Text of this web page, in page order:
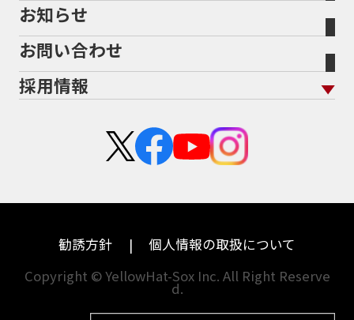
地域から探す
メーカー別買取相場・
ヤマハ
ホンダ
スズキ
ハーレーダビッドソン
ドゥカティ
トライアンフ
アプリリア
KTM
モトグッツイ
MVアグスタ
他海外ﾒｰｶｰ
バイク保険無料見積り（他社でご加入の方）
盗難保険
福島
茨城
栃木
兵庫
会社概要
沿革
二輪公正取引協議会加盟店
お知らせ
お問い合わせ
採用情報
中途採用・アルバイト
勧誘方針
個人情報の取扱について
Copyright © YellowHat-Sox Inc. All Right Reserve
d.